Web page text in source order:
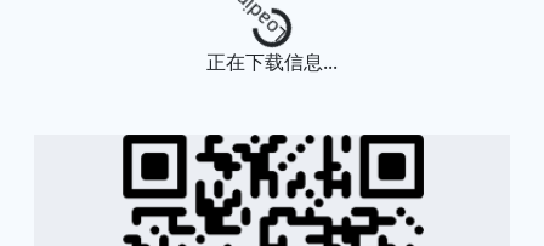
Loading...
正在下载信息...